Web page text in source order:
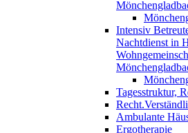
Intensiv
Nachtdienst in
Tagesstruktur,
Ambulante
Ergotherapie